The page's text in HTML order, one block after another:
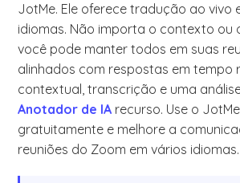
JotMe. Ele oferece tradução ao vivo
idiomas. Não importa o contexto ou
você pode manter todos em suas
alinhados com respostas em tempo
contextual, transcrição e uma
Anotador de IA recurso. Use o
gratuitamente e melhore a
reuniões do Zoom em vários idiomas.